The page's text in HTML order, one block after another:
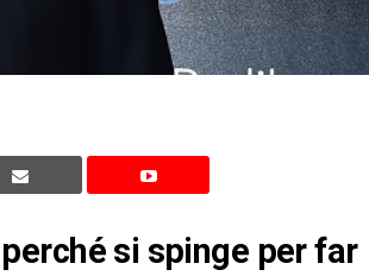
si spinge per far